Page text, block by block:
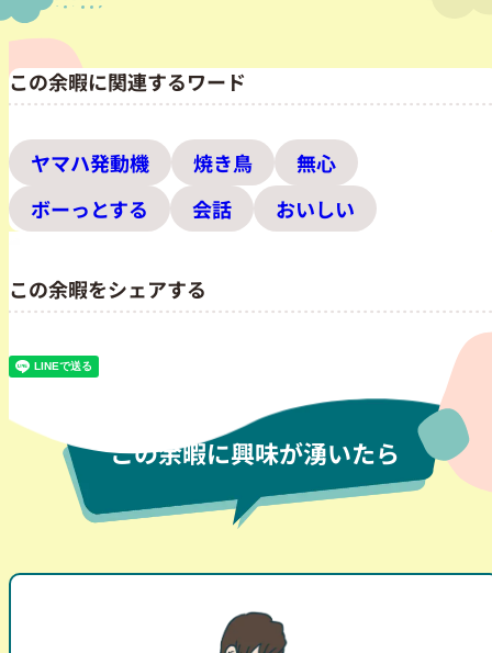
この余暇に関連するワード
ヤマハ発動機 焼き鳥
無心
ボーっとする
会話 おいしい
この余暇をシェアする
この余暇に興味が湧いたら